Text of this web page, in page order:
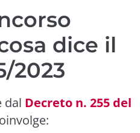
dice il
2023
dal Decreto n. 255 del